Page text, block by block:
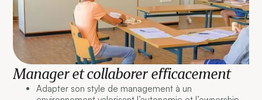
Manager et collaborer efficacement
Adapter son style de management à un